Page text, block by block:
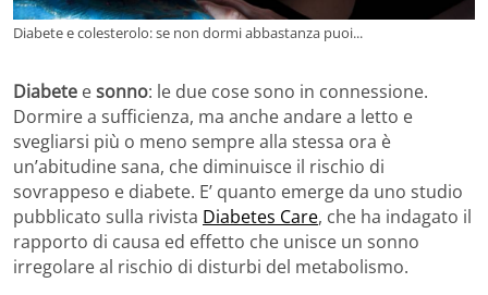
Diabete e colesterolo: se non dormi abbastanza puoi...
Diabete esonno: le due cose sono in connessione.
Dormire a sufficienza, ma anche andare a letto e
svegliarsi più o meno sempre alla stessa ora è
un’abitudine sana, che diminuisce il rischio di
sovrappeso e diabete. E’ quanto emerge da uno studio
pubblicato sulla rivista Diabetes Care, che ha indagato il
rapporto di causa ed effetto che unisce un sonno
irregolare al rischio di disturbi del metabolismo.